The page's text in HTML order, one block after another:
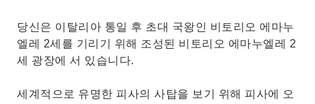
당신은 이탈리아 통일 후 초대 국왕인 비토리오 에마누
엘레 2세를 기리기 위해 조성된 비토리오 에마누엘레 2
세 광장에 서 있습니다.
세계적으로 유명한 피사의 사탑을 보기 위해 피사에 오